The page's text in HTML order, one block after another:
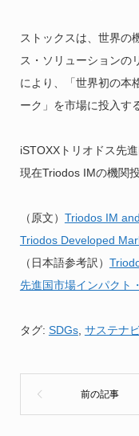
ストックスは、世界の
ス・ソリューションの
により、「世界初の本
ーク」を市場に投入す
iSTOXXトリオドス先
現在Triodos IMの機関
（原文） Triodos IM
Triodos Developed
（日本語参考訳）
先進国市場インパクト
タグ: SDGs, サステナ